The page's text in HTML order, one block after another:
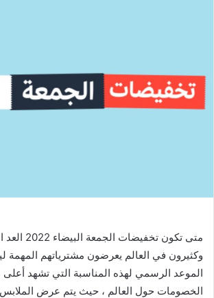
متى تكون
وكثيرون في العالم يعرضون مشترياتهم المهمة
الموعد الرسمي لهذه المناسبة التي تشهد
الخصومات حول العالم ، حيث يتم عرض الملابس